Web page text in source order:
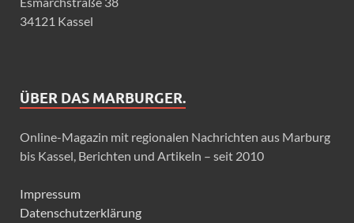
34121 Kassel
ÜBER DAS MARBURGER.
Online-Magazin mit regionalen Nachrichten aus Marburg
bis Kassel, Berichten und Artikeln – seit 2010
Impressum
Datenschutzerklärung